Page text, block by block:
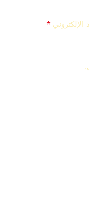
الإلكتروني *